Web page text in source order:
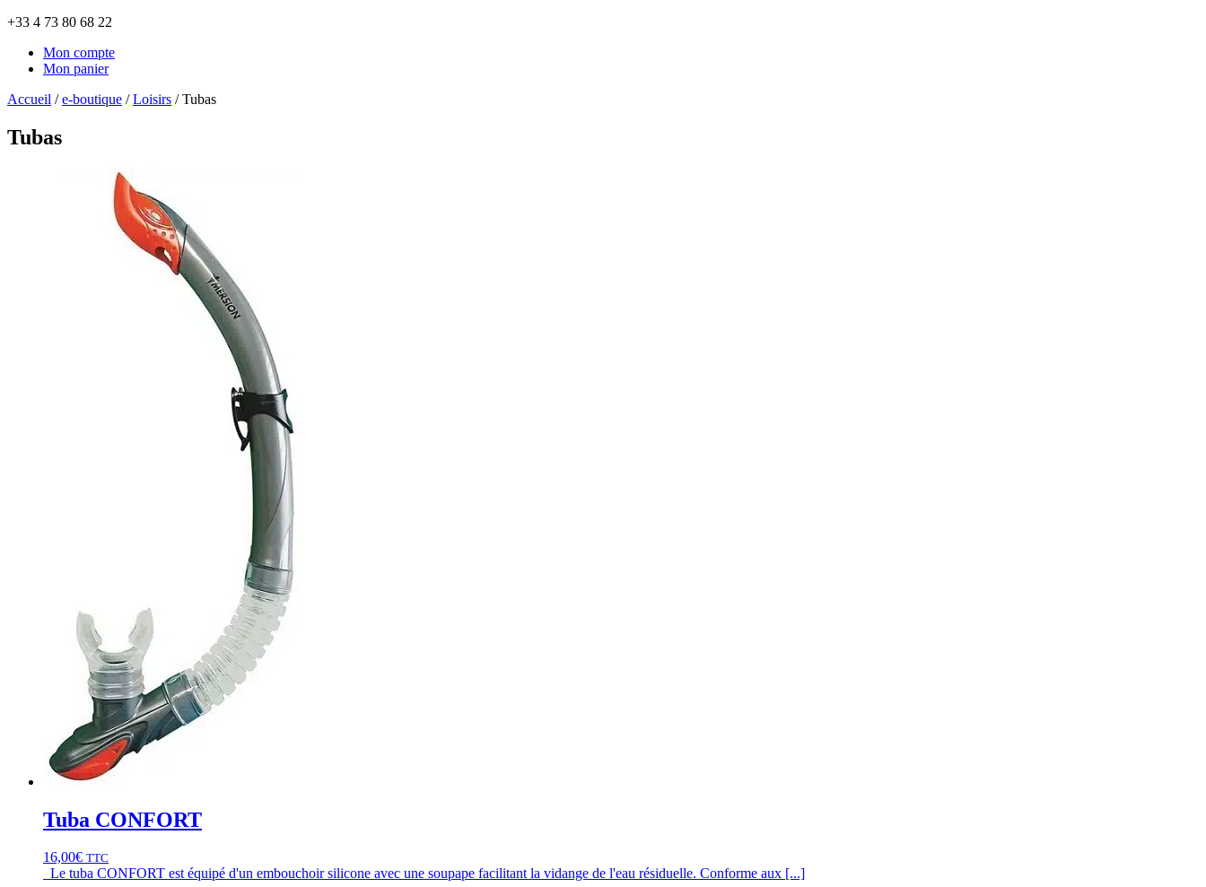
+33 4 73 80 68 22
Mon compte
Mon panier
Accueil /e-boutique /Loisirs /Tubas
Tubas
Tuba CONFORT
16,00€ TTC
Le tuba CONFORT est équipé d'un embouchoir silicone avec une soupape facilitant la vidange de l'eau résiduelle. Conforme aux [...]